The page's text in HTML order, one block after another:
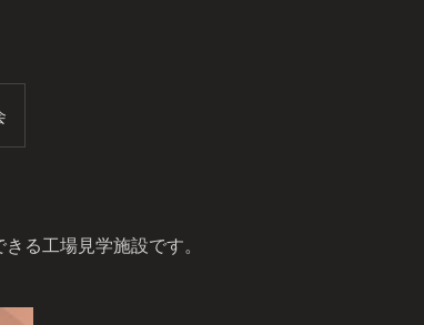
る工場見学施設です。